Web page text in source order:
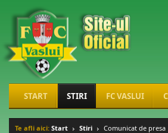
START STIRI FC VASLUI
Te afli aici: Start Stiri Comunicat de presa